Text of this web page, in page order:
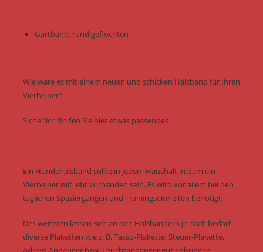
Gurtband, rund geflochten
Wie wäre es mit einem neuen und schicken Halsband für Ihren
Vierbeiner?
Sicherlich finden Sie hier etwas passendes.
Ein Hundehalsband sollte in jedem Haushalt in dem ein
Vierbeiner mit lebt vorhanden sein. Es wird vor allem bei den
täglichen Spaziergängen und Trainingseinheiten benötigt.
Des weiteren lassen sich an den Halsbändern je nach bedarf
diverse Plaketten wie z. B. Tasso-Plakette, Steuer-Plakette,